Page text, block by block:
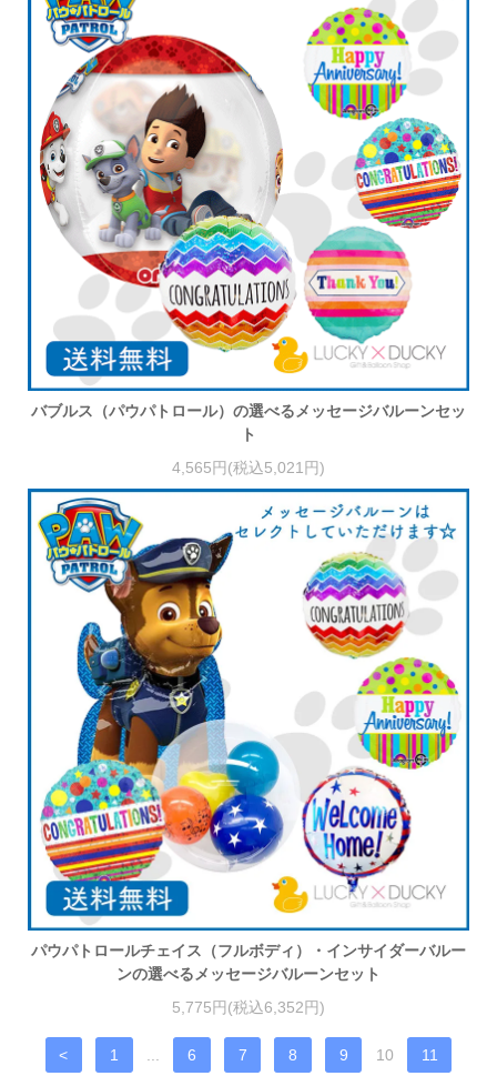
バブルス（パウパトロール）の選べるメッセージバルーンセッ
ト
4,565円(税込5,021円)
パウパトロールチェイス（フルボディ）・インサイダーバルー
ンの選べるメッセージバルーンセット
5,775円(税込6,352円)
< 1 6 7 8 9 10 11